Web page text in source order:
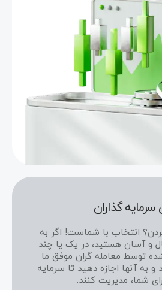
سرمایه گذاران
انتخاب با شماست! اگر به
و آسان هستید، در یک یا چند
توسط معامله گران موفق ما
و به آنها اجازه دهید تا سرمایه
شما، مدیریت کنند.